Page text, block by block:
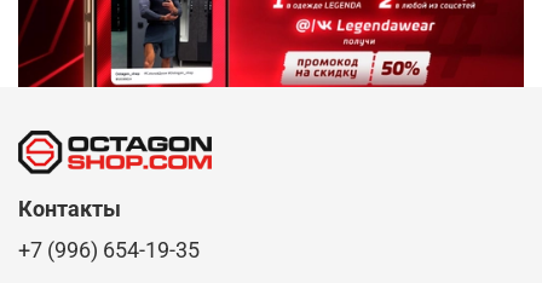
Контакты
+7 (996) 654-19-35